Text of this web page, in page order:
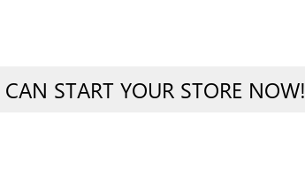
START YOUR STORE NOW!